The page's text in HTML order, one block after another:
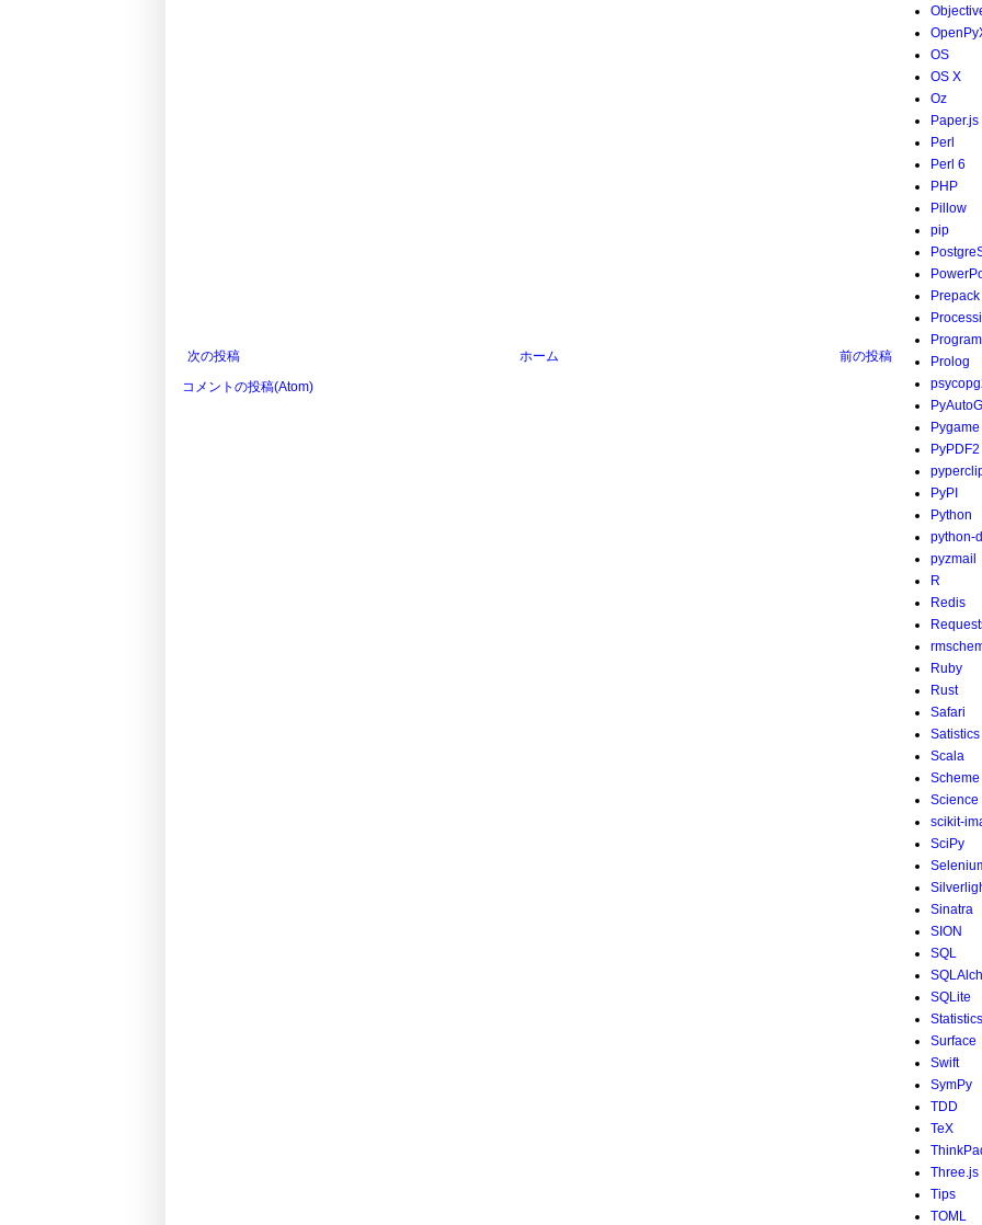
次の投稿 前の投稿
ホーム
コメントの投稿(Atom)
OS
OS X
Oz
Paper.js
Perl
Perl 6
PHP
Pillow
pip
Prepack
Prolog
Pygame
PyPDF2
PyPI
Python
python-
pyzmail
R
Redis
Ruby
Rust
Safari
Satistics
Scala
Scheme
Science
scikit-
SciPy
Sinatra
SION
SQL
SQLite
Statistics
Surface
Swift
SymPy
TDD
TeX
Three.js
Tips
TOML